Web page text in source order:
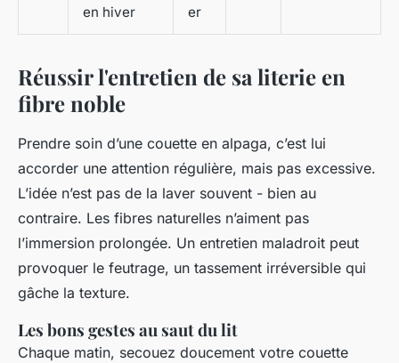
en hiver
er
Réussir l'entretien de sa literie en
fibre noble
Prendre soin d’une couette en alpaga, c’est lui
accorder une attention régulière, mais pas excessive.
L’idée n’est pas de la laver souvent - bien au
contraire. Les fibres naturelles n’aiment pas
l’immersion prolongée. Un entretien maladroit peut
provoquer le feutrage, un tassement irréversible qui
gâche la texture.
Les bons gestes au saut du lit
Chaque matin, secouez doucement votre couette